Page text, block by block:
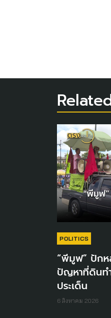
POLITICS
“พีมูฟ” ปัก
ปัญหาที่ดินท
ประเด็น
6 สิงหาคม 2026